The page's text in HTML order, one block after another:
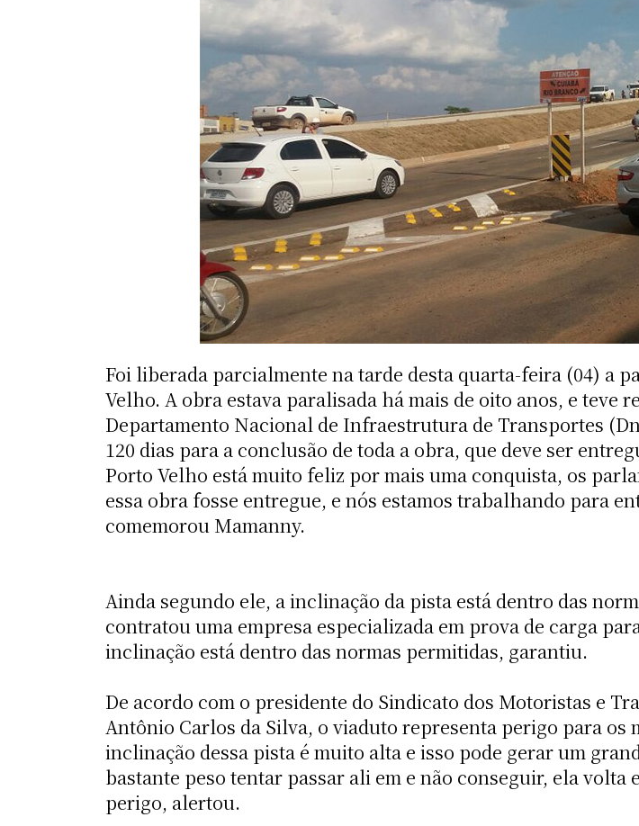
Foi liberada parcialmente na tarde desta quarta-feira (04) a
Velho. A obra estava paralisada há mais de oito anos, e teve
Departamento Nacional de Infraestrutura de Transportes
120 dias para a conclusão de toda a obra, que deve ser
Porto Velho está muito feliz por mais uma conquista, os
essa obra fosse entregue, e nós estamos trabalhando para
comemorou Mamanny.
Ainda segundo ele, a inclinação da pista está dentro das
contratou uma empresa especializada em prova de carga
inclinação está dentro das normas permitidas, garantiu.
De acordo com o presidente do Sindicato dos Motoristas e
Antônio Carlos da Silva, o viaduto representa perigo para os
inclinação dessa pista é muito alta e isso pode gerar um
bastante peso tentar passar ali em e não conseguir, ela volta
perigo, alertou.